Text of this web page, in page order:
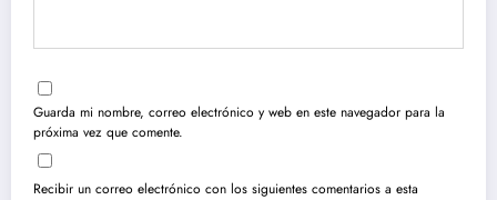
Guarda mi nombre, correo electrónico y web en este navegador para la
próxima vez que comente.
Recibir un correo electrónico con los siguientes comentarios a esta